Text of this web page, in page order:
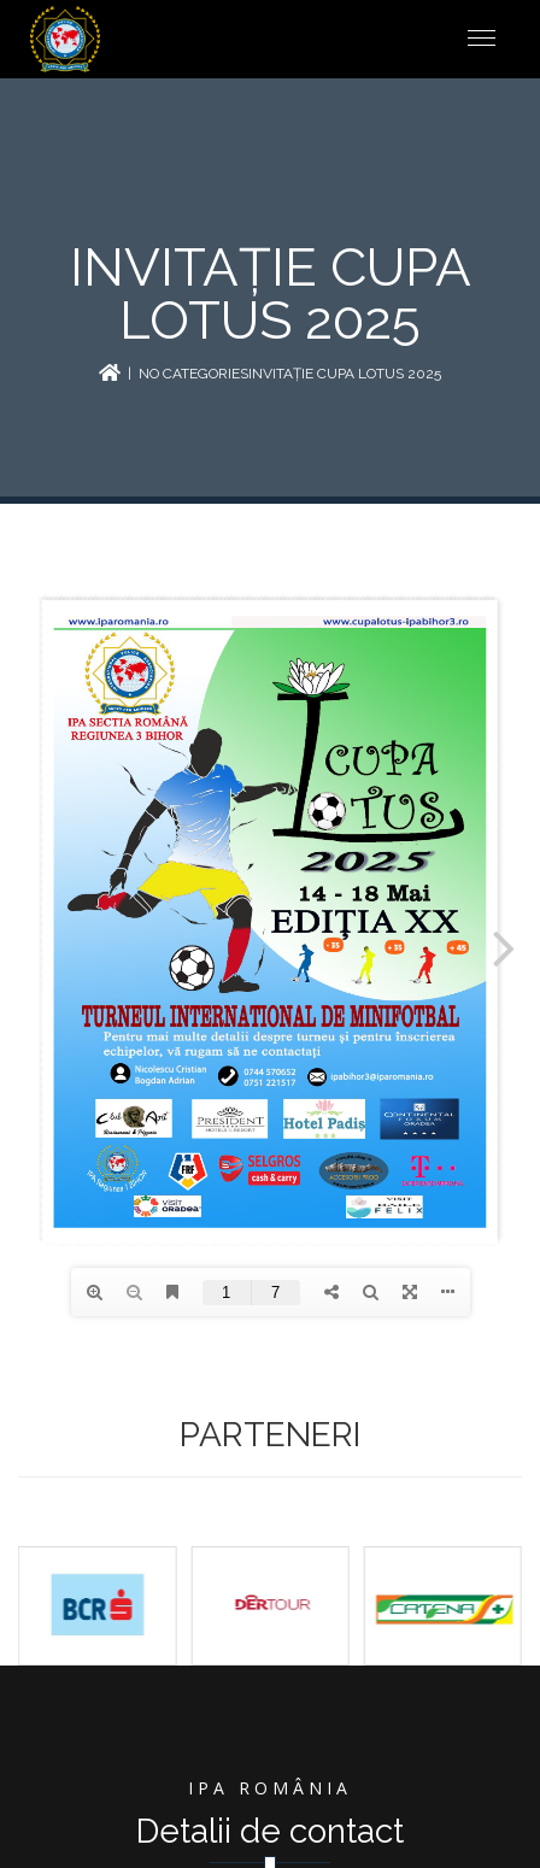
INVITAȚIE CUPA
LOTUS 2025
| NO CATEGORIESINVITAȚIE CUPA LOTUS 2025
PARTENERI
IPA ROMÂNIA
Detalii de contact